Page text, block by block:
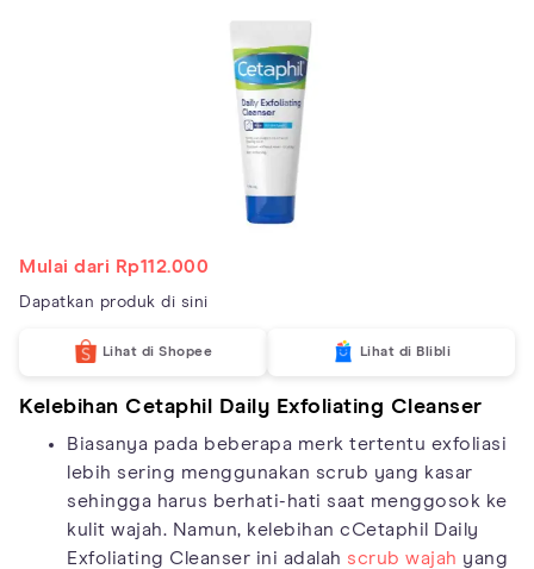
Mulai dari Rp112.000
Dapatkan produk di sini
Lihat di Shopee Lihat di Blibli
Kelebihan Cetaphil Daily Exfoliating Cleanser
Biasanya pada beberapa merk tertentu exfoliasi
lebih sering menggunakan scrub yang kasar
sehingga harus berhati-hati saat menggosok ke
kulit wajah. Namun, kelebihan cCetaphil Daily
Exfoliating Cleanser ini adalah scrub wajah yang